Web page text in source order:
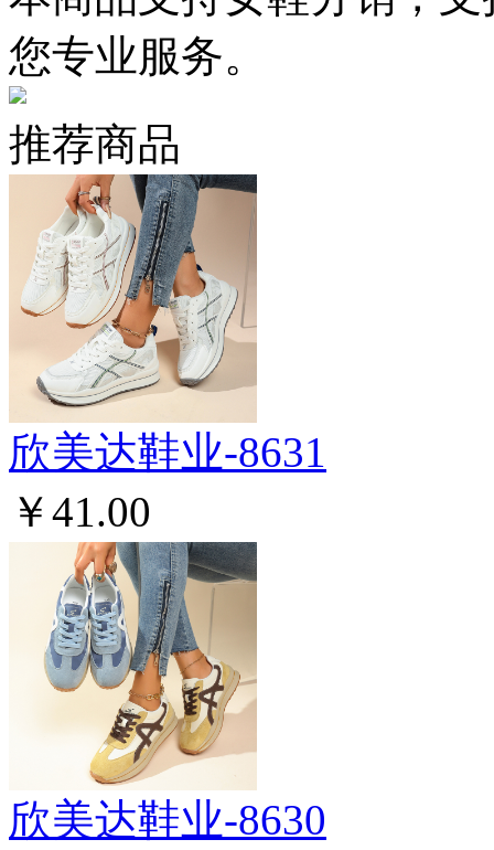
您专业服务。
推荐商品
欣美达鞋业-8631
￥41.00
欣美达鞋业-8630